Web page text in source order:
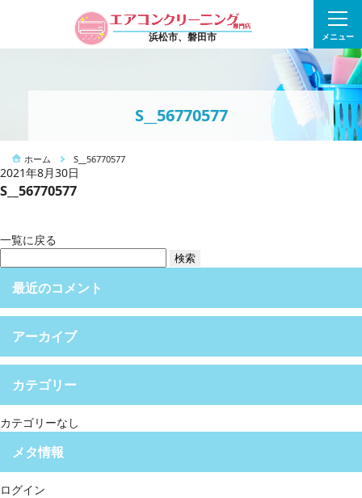
浜松市、磐田市 メニュー
S__56770577
ホーム S__56770577
2021年8月30日
S__56770577
一覧に戻る
索:
最近のコメント
アーカイブ
カテゴリー
カテゴリーなし
メタ情報
ログイン